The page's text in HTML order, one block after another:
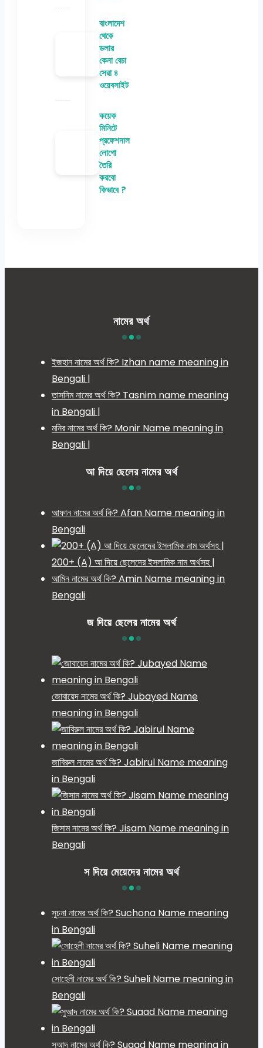
বাংলাদেশ
থেকে
ডলার
কেনা বেচা
সেরা ৪
ওয়েবসাইট
কয়েক
মিনিটে
প্রফেশনাল
লোগো
তৈরি
করবো
কিভাবে ?
নামের অর্থ
ইজহান নামের অর্থ কি? Izhan name meaning in
Bengali |
তাসনিম নামের অর্থ কি? Tasnim name meaning
in Bengali |
মনির নামের অর্থ কি? Monir Name meaning in
Bengali |
আ দিয়ে ছেলের নামের অর্থ
আফান নামের অর্থ কি? Afan Name meaning in
Bengali
200+ (A) আ দিয়ে ছেলেদের ইসলামিক নাম অর্থসহ |
আমিন নামের অর্থ কি? Amin Name meaning in
Bengali
জ দিয়ে ছেলের নামের অর্থ
জোবায়েদ নামের অর্থ কি? Jubayed Name
meaning in Bengali
জাবিরুল নামের অর্থ কি? Jabirul Name meaning
in Bengali
জিসাম নামের অর্থ কি? Jisam Name meaning in
Bengali
স দিয়ে মেয়েদের নামের অর্থ
সুচনা নামের অর্থ কি? Suchona Name meaning
in Bengali
সোহেলী নামের অর্থ কি? Suheli Name meaning in
Bengali
সুআদ নামের অর্থ কি? Suaad Name meaning in